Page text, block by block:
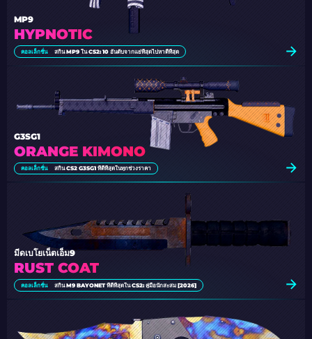
HYPNOTIC
MP9
คอลเล็กชั่น สกิน MP9 ใน CS2: 10 อันดับจากแย่ที่สุดไปหาดีที่สุด
ORANGE KIMONO
G3SG1
คอลเล็กชั่น สกิน CS2 G3SG1 ที่ดีที่สุดในทุกช่วงราคา
RUST COAT
มีดเบโยเน็ตเอ็ม9
คอลเล็กชั่น สกิน M9 BAYONET ที่ดีที่สุดใน CS2: คู่มือนักสะสม [2026]